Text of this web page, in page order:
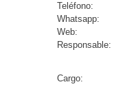
Teléfono:
Whatsapp:
Web:
Responsable:
Cargo: